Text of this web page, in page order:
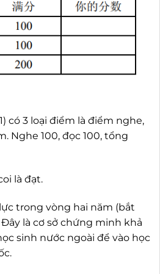
có 3 loại điểm là điểm nghe,
Nghe 100, đọc 100, tổng
là đạt.
trong vòng hai năm (bắt
là cơ sở chứng minh khả
sinh nước ngoài để vào học